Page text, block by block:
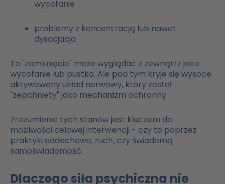
wycofanie
problemy z koncentracją lub nawet
dysocjacja
To "zamknięcie" może wyglądać z zewnątrz jako
wycofanie lub pustka. Ale pod tym kryje się wysoce
aktywowany układ nerwowy, który został
"zepchnięty" jako mechanizm ochronny.
Zrozumienie tych stanów jest kluczem do
możliwości celowej interwencji - czy to poprzez
praktyki oddechowe, ruch, czy świadomą
samoświadomość.
Dlaczego siła psychiczna nie